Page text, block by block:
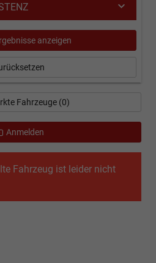
Fahrzeug ist leider nicht
anzeigen
Fahrzeuge (0)
Anmelden